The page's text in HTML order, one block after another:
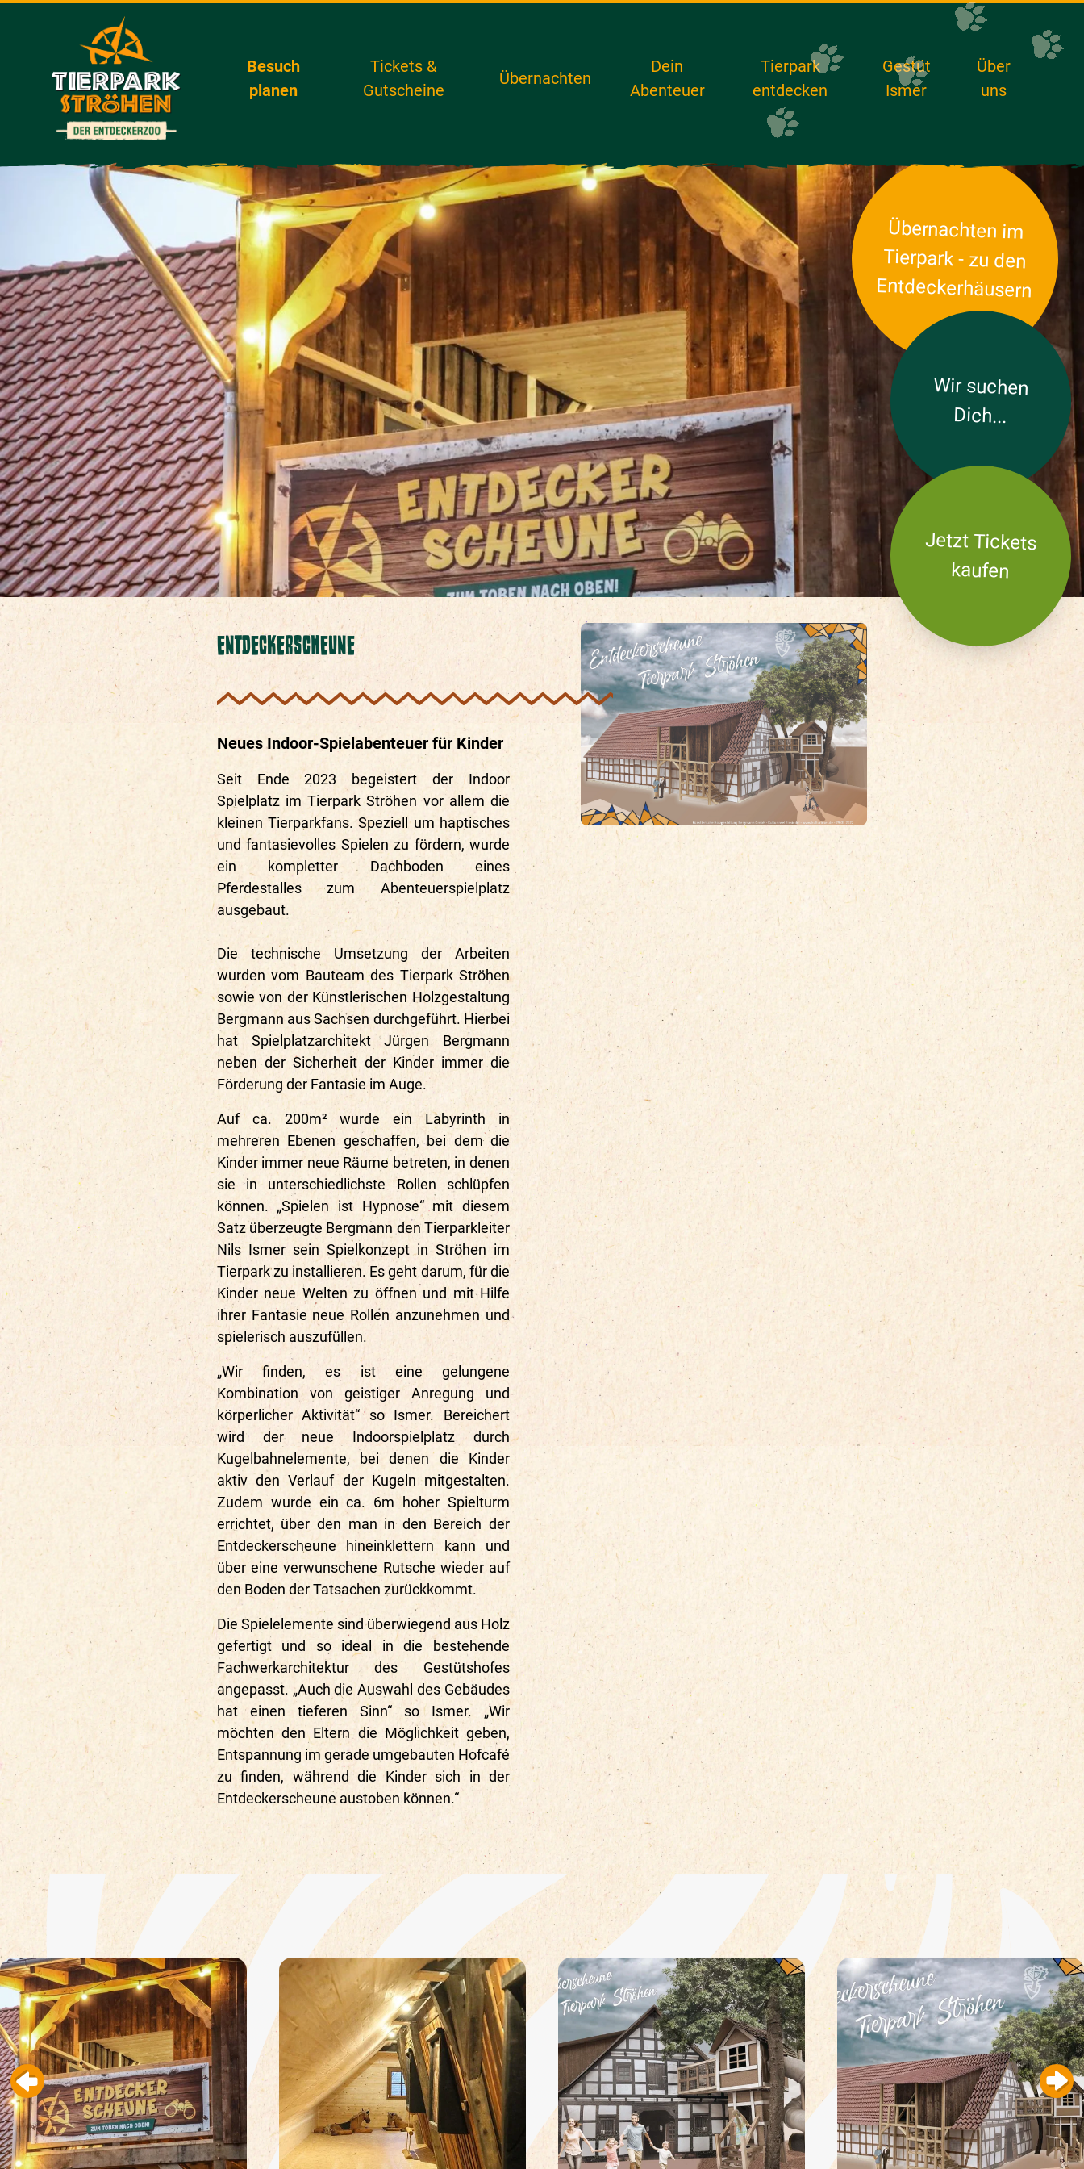
Besuch
planen
Tickets &
Gutscheine
Übernachten
Dein
Abenteuer
Tierpark
entdecken
Gestüt
Ismer
Über
uns
Übernachten im
Tierpark - zu den
Entdeckerhäusern
Wir suchen
Dich...
Jetzt Tickets
kaufen
ENTDECKERSCHEUNE
Neues Indoor-Spielabenteuer für Kinder
Seit Ende 2023 begeistert der Indoor
Spielplatz im Tierpark Ströhen vor allem die
kleinen Tierparkfans. Speziell um haptisches
und fantasievolles Spielen zu fördern, wurde
ein kompletter Dachboden eines
Pferdestalles zum Abenteuerspielplatz
ausgebaut.
Die technische Umsetzung der Arbeiten
wurden vom Bauteam des Tierpark Ströhen
sowie von der Künstlerischen Holzgestaltung
Bergmann aus Sachsen durchgeführt. Hierbei
hat Spielplatzarchitekt Jürgen Bergmann
neben der Sicherheit der Kinder immer die
Förderung der Fantasie im Auge.
Auf ca. 200m² wurde ein Labyrinth in
mehreren Ebenen geschaffen, bei dem die
Kinder immer neue Räume betreten, in denen
sie in unterschiedlichste Rollen schlüpfen
können. „Spielen ist Hypnose“ mit diesem
Satz überzeugte Bergmann den Tierparkleiter
Nils Ismer sein Spielkonzept in Ströhen im
Tierpark zu installieren. Es geht darum, für die
Kinder neue Welten zu öffnen und mit Hilfe
ihrer Fantasie neue Rollen anzunehmen und
spielerisch auszufüllen.
„Wir finden, es ist eine gelungene
Kombination von geistiger Anregung und
körperlicher Aktivität“ so Ismer. Bereichert
wird der neue Indoorspielplatz durch
Kugelbahnelemente, bei denen die Kinder
aktiv den Verlauf der Kugeln mitgestalten.
Zudem wurde ein ca. 6m hoher Spielturm
errichtet, über den man in den Bereich der
Entdeckerscheune hineinklettern kann und
über eine verwunschene Rutsche wieder auf
den Boden der Tatsachen zurückkommt.
Die Spielelemente sind überwiegend aus Holz
gefertigt und so ideal in die bestehende
Fachwerkarchitektur des Gestütshofes
angepasst. „Auch die Auswahl des Gebäudes
hat einen tieferen Sinn“ so Ismer. „Wir
möchten den Eltern die Möglichkeit geben,
Entspannung im gerade umgebauten Hofcafé
zu finden, während die Kinder sich in der
Entdeckerscheune austoben können.“